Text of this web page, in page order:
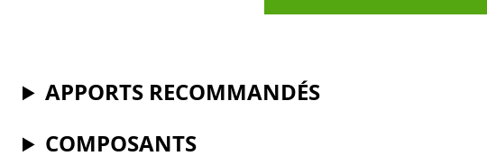
APPORTS RECOMMANDÉS
COMPOSANTS